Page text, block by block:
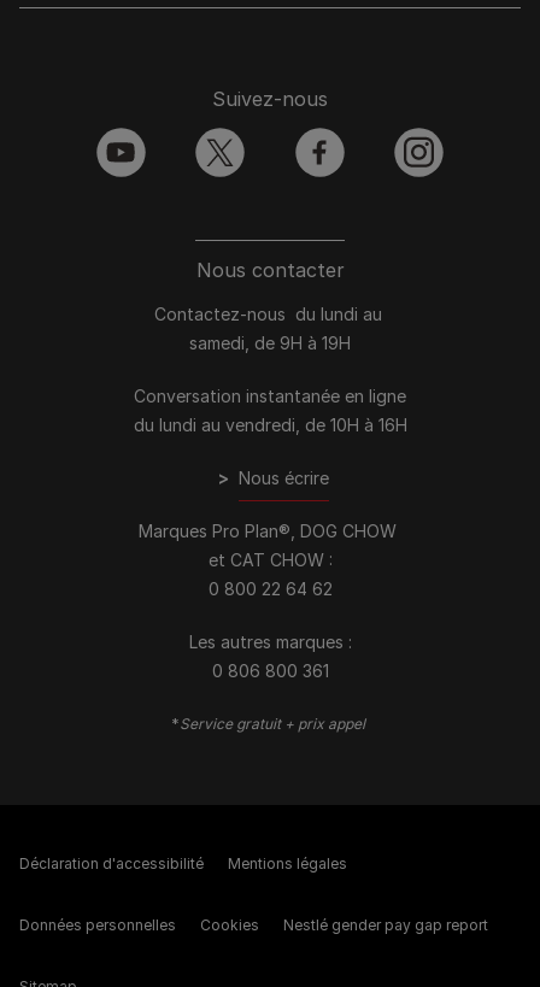
Nous contacter
Contactez-nous du lundi au
samedi, de 9H à 19H
Conversation instantanée en ligne
du lundi au vendredi, de 10H à 16H
> Nous écrire
Marques Pro Plan®, DOG CHOW
et CAT CHOW :
0 800 22 64 62
Les autres marques :​
0 806 800 361
*Service gratuit + prix appel
Suivez-nous
youtube twitter facebook instagram
Déclaration d'accessibilité Mentions légales
Données personnelles Cookies Nestlé gender pay gap report